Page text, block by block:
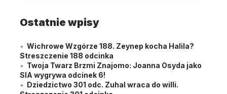
Ostatnie wpisy
Wichrowe Wzgórze 188. Zeynep kocha Halila?
Streszczenie 188 odcinka
Twoja Twarz Brzmi Znajomo: Joanna Osyda jako
SIA wygrywa odcinek 6!
Dziedzictwo 301 odc. Zuhal wraca do willi.